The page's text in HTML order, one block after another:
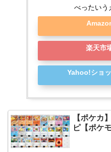
べったいう
楽天市
Yahoo!ショ
【ポケカ
ピ【ポケ